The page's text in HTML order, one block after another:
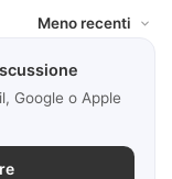
Google o Apple